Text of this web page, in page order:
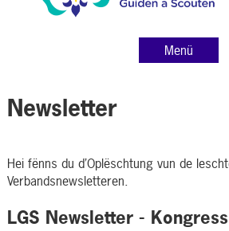
Menü
Newsletter
Hei fënns du d’Oplëschtung vun de
Verbandsnewsletteren.
LGS Newsletter -